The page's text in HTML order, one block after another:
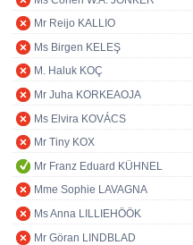
Mr Reijo KALLIO
Ms Birgen KELEŞ
M. Haluk KOÇ
Mr Juha KORKEAOJA
Ms Elvira KOVÁCS
Mr Tiny KOX
Mr Franz Eduard KÜHNEL
Mme Sophie LAVAGNA
Ms Anna LILLIEHÖÖK
Mr Göran LINDBLAD